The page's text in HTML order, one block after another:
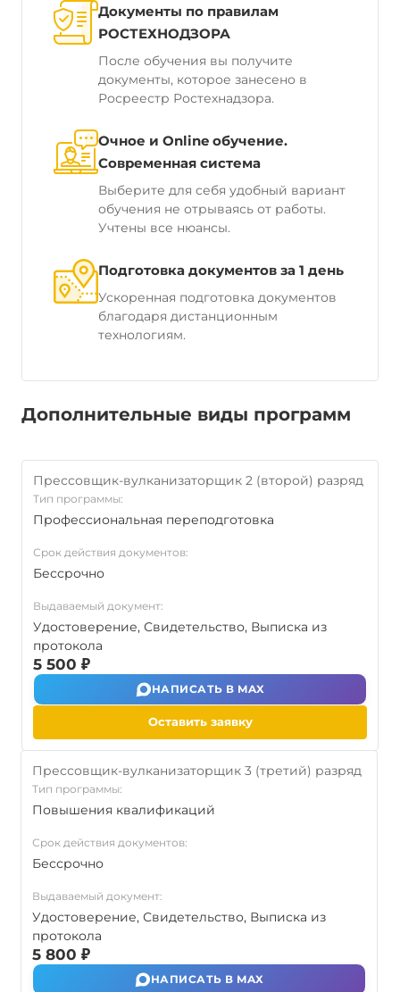
Документы по правилам
РОСТЕХНОДЗОРА
После обучения вы получите
документы, которое занесено в
Росреестр Ростехнадзора.
Очное и Online обучение.
Современная система
Выберите для себя удобный вариант
обучения не отрываясь от работы.
Учтены все нюансы.
Подготовка документов за 1 день
Ускоренная подготовка документов
благодаря дистанционным
технологиям.
Дополнительные виды программ
Прессовщик-вулканизаторщик 2 (второй) разряд
Тип программы:
Профессиональная переподготовка
Срок действия документов:
Бессрочно
Выдаваемый документ:
Удостоверение, Свидетельство, Выписка из
протокола
5 500 ₽
НАПИСАТЬ В MAX
Оставить заявку
Прессовщик-вулканизаторщик 3 (третий) разряд
Тип программы:
Повышения квалификаций
Срок действия документов:
Бессрочно
Выдаваемый документ:
Удостоверение, Свидетельство, Выписка из
протокола
5 800 ₽
НАПИСАТЬ В MAX